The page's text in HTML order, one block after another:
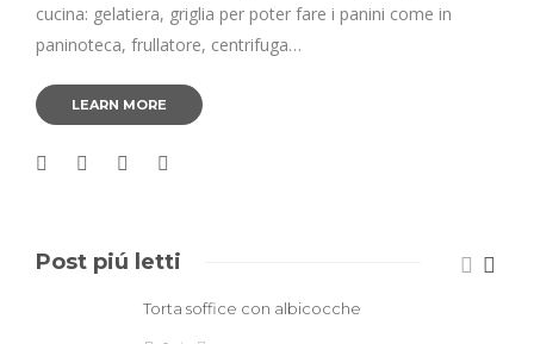
cucina: gelatiera, griglia per poter fare i panini come in
paninoteca, frullatore, centrifuga…
LEARN MORE
Post piú letti
Torta soffice con albicocche